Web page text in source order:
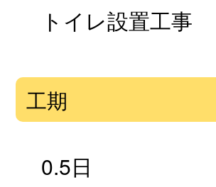
トイレ設置工事
工期
0.5日